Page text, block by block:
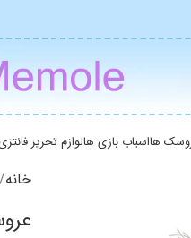
هااسباب بازی هالوازم تحریر
خانه